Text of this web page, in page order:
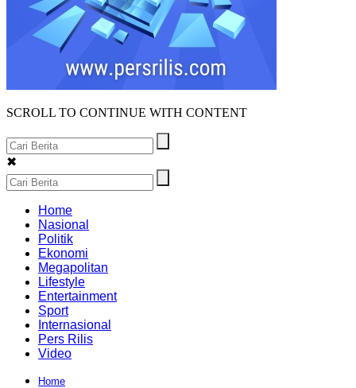
SCROLL TO CONTINUE WITH CONTENT
✖
Home
Nasional
Politik
Ekonomi
Megapolitan
Lifestyle
Entertainment
Sport
Internasional
Pers Rilis
Video
Home